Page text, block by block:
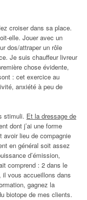
croiser dans sa place.
elle. Jouer avec un
dos/attraper un rôle
Je suis chauffeur livreur
chose évidente,
: cet exercice au
anxiété à peu de
stimuli. Et la dressage de
dont j’ai une forme
avoir lieu de compagnie
en général soit assez
d’émission,
comprend : 2 dans le
il vous accueillons dans
gagnez la
biotope de mes clients.